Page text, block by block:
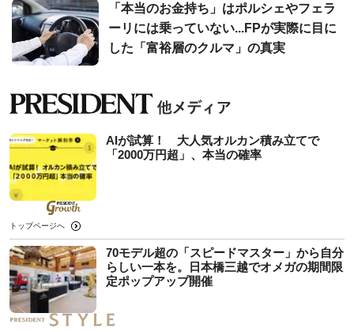
「本当のお金持ち」はポルシェやフェラ
ーリには乗っていない...FPが実際に目に
した「富裕層のクルマ」の真実
AIが試算！ 大人気オルカン積み立てで
「2000万円超」、本当の確率
トップページへ
70モデル超の「スピードマスター」から自分
らしい一本を。日本橋三越でオメガの期間限
定ポップアップ開催